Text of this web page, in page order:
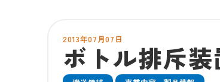
2013年07月07日
ボトル排斥装